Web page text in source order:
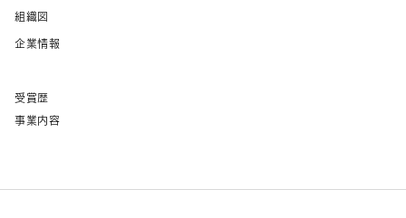
組織図
企業情報
受賞歴
事業内容